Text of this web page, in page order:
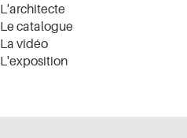
L'architecte
Le catalogue
La vidéo
L'exposition